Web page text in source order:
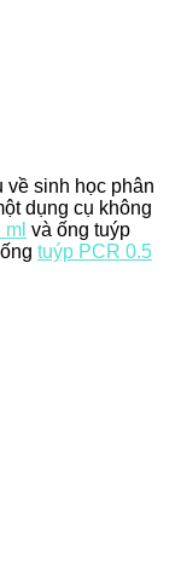
sinh học phân
dụng cụ không
và ống tuýp
tuýp PCR 0.5